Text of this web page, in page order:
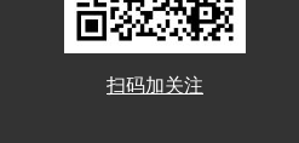
扫码加关注